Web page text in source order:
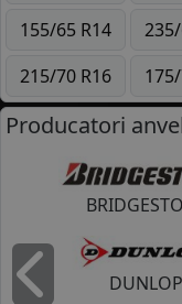
155/65 R14
215/70 R16
Producatori
DUNLOP